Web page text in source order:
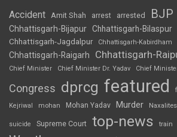
Accident Amit Shah arrest arrested BJP
Chhattisgarh-Bijapur Chhattisgarh-Bilaspur
Chhattisgarh-Jagdalpur Chhattisgarh-Kabirdham
Chhattisgarh-Raigarh Chhattisgarh-
Chief Minister
Chief Minister Dr. Yadav Chief
Congress dprcg featured
Kejriwal mohan Mohan Yadav Murder Naxalites
suicide Supreme Court top-news train